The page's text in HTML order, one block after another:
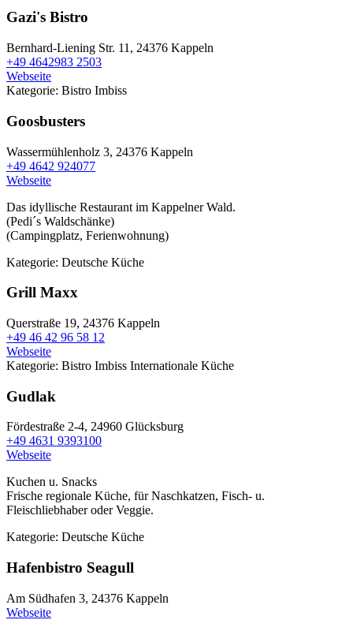
Gazi's Bistro
Bernhard-Liening Str. 11, 24376 Kappeln
+49 4642983 2503
Webseite
Kategorie: Bistro Imbiss
Goosbusters
Wassermühlenholz 3, 24376 Kappeln
+49 4642 924077
Webseite
Das idyllische Restaurant im Kappelner Wald.
(Pedi´s Waldschänke)
(Campingplatz, Ferienwohnung)
Kategorie: Deutsche Küche
Grill Maxx
Querstraße 19, 24376 Kappeln
+49 46 42 96 58 12
Webseite
Kategorie: Bistro Imbiss Internationale Küche
Gudlak
Fördestraße 2-4, 24960 Glücksburg
+49 4631 9393100
Webseite
Kuchen u. Snacks
Frische regionale Küche, für Naschkatzen, Fisch- u.
Fleischliebhaber oder Veggie.
Kategorie: Deutsche Küche
Hafenbistro Seagull
Am Südhafen 3, 24376 Kappeln
Webseite